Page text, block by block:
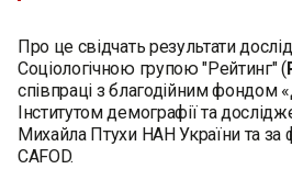
Про це свідчать результати
Соціологічною групою "Рейтинг" (
співпраці з благодійним
Інститутом демографії та
Михайла Птухи НАН України та за
CAFOD.